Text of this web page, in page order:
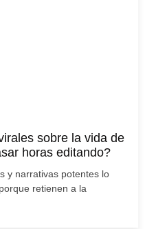
sobre la vida de
horas editando?
y narrativas potentes lo
retienen a la